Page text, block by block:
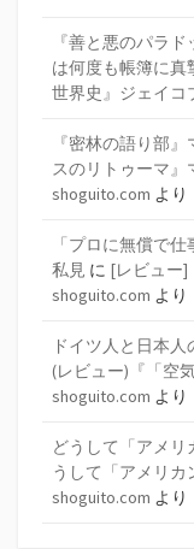
『善と悪のパラ
は何度も帳簿に
世界史』ジェイコ
『密林の語り部
スのリトゥーマ
shoguito.com より
「プロに無償で
私見 に [レビュー]
shoguito.com より
ドイツ人と日本
(レビュー)『「空
shoguito.com より
どうして「アメ
うして「アメリ
shoguito.com より